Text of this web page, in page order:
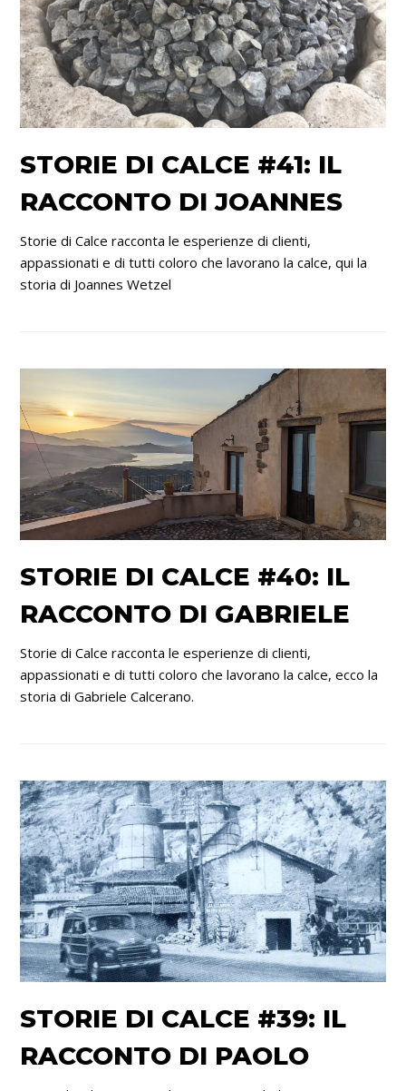
STORIE DI CALCE #41: IL
RACCONTO DI JOANNES
Storie di Calce racconta le esperienze di clienti,
appassionati e di tutti coloro che lavorano la calce, qui la
storia di Joannes Wetzel
STORIE DI CALCE #40: IL
RACCONTO DI GABRIELE
Storie di Calce racconta le esperienze di clienti,
appassionati e di tutti coloro che lavorano la calce, ecco la
storia di Gabriele Calcerano.
STORIE DI CALCE #39: IL
RACCONTO DI PAOLO